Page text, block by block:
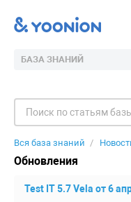
БАЗА ЗНАНИЙ
Вся база знаний
Обновления
Test IT 5.7 Vela от 6